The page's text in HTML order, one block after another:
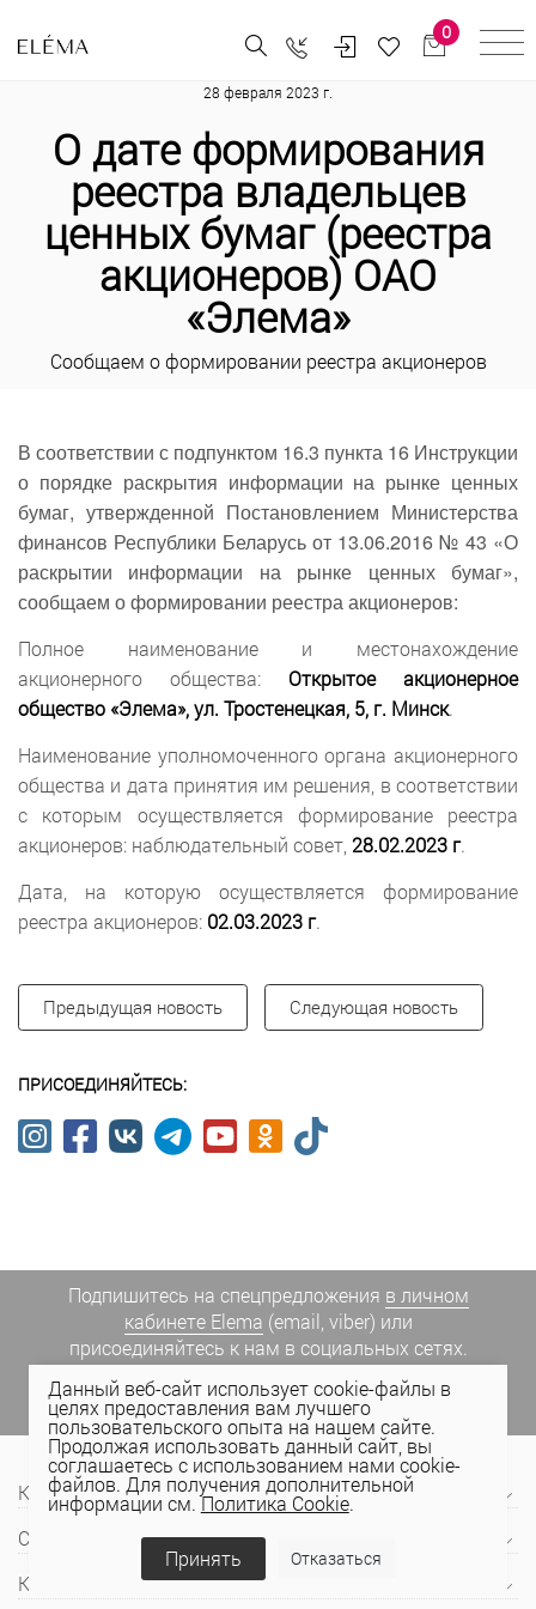
0
28 февраля 2023 г.
О дате формирования
реестра владельцев
ценных бумаг (реестра
акционеров) ОАО
«Элема»
Cообщаем о формировании реестра акционеров
В соответствии с подпунктом 16.3 пункта 16 Инструкции
о порядке раскрытия информации на рынке ценных
бумаг, утвержденной Постановлением Министерства
финансов Республики Беларусь от 13.06.2016 № 43 «О
раскрытии информации на рынке ценных бумаг»,
сообщаем о формировании реестра акционеров:
Полное наименование и местонахождение
акционерного общества: Открытое акционерное
общество «Элема», ул. Тростенецкая, 5, г. Минск.
Наименование уполномоченного органа акционерного
общества и дата принятия им решения, в соответствии
с которым осуществляется формирование реестра
акционеров: наблюдательный совет, 28.02.2023 г.
Дата, на которую осуществляется формирование
реестра акционеров: 02.03.2023 г.
Предыдущая новость Следующая новость
ПРИСОЕДИНЯЙТЕСЬ:
Подпишитесь на спецпредложения в личном
кабинете Elema (email, viber) или
присоединяйтесь к нам в социальных сетях.
Компания
Сервис и поддержка
Контакты
Данный веб-сайт использует cookie-файлы в
целях предоставления вам лучшего
пользовательского опыта на нашем сайте.
Продолжая использовать данный сайт, вы
соглашаетесь с использованием нами cookie-
файлов. Для получения дополнительной
информации см.Политика Cookie.
Принять Отказаться